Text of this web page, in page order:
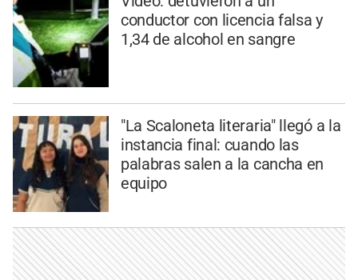
conductor con licencia falsa y
1,34 de alcohol en sangre
"La Scaloneta literaria" llegó a la
instancia final: cuando las
palabras salen a la cancha en
equipo